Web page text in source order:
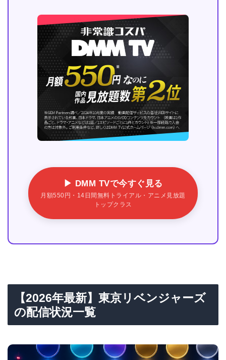
▶ DMM TVで今すぐ見る
月額550円・14日間無料トライアル・アニメ見放題
トップクラス
【2026年最新】東京リベンジャーズ
の配信状況一覧